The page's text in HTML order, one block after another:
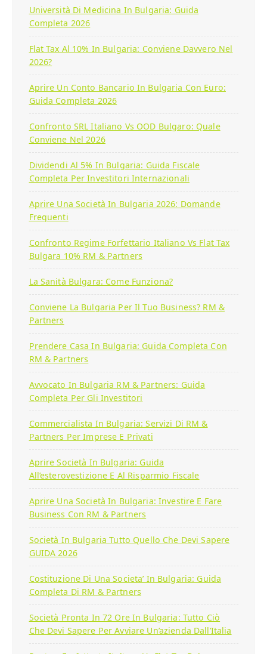
Università Di Medicina In Bulgaria: Guida
Completa 2026
Flat Tax Al 10% In Bulgaria: Conviene Davvero Nel
2026?
Aprire Un Conto Bancario In Bulgaria Con Euro:
Guida Completa 2026
Confronto SRL Italiano Vs OOD Bulgaro: Quale
Conviene Nel 2026
Dividendi Al 5% In Bulgaria: Guida Fiscale
Completa Per Investitori Internazionali
Aprire Una Società In Bulgaria 2026: Domande
Frequenti
Confronto Regime Forfettario Italiano Vs Flat Tax
Bulgara 10% RM & Partners
La Sanità Bulgara: Come Funziona?
Conviene La Bulgaria Per Il Tuo Business? RM &
Partners
Prendere Casa In Bulgaria: Guida Completa Con
RM & Partners
Avvocato In Bulgaria RM & Partners: Guida
Completa Per Gli Investitori
Commercialista In Bulgaria: Servizi Di RM &
Partners Per Imprese E Privati
Aprire Società In Bulgaria: Guida
All’esterovestizione E Al Risparmio Fiscale
Aprire Una Società In Bulgaria: Investire E Fare
Business Con RM & Partners
Società In Bulgaria Tutto Quello Che Devi Sapere
GUIDA 2026
Costituzione Di Una Societa’ In Bulgaria: Guida
Completa Di RM & Partners
Società Pronta In 72 Ore In Bulgaria: Tutto Ciò
Che Devi Sapere Per Avviare Un’azienda Dall’Italia